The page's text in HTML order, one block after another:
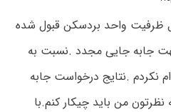
ظرفیت واحد بردسکن قبول شده
جابه جایی مجدد .نسبت به
نکردم .نتایج درخواست جابه
من باید چیکار کنم.با